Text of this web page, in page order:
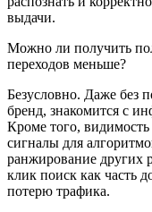
выдачи.
Можно ли получить
переходов меньше?
Безусловно. Даже без
бренд, знакомится с
Кроме того,
сигналы для
ранжирование других
клик поиск как часть
потерю трафика.